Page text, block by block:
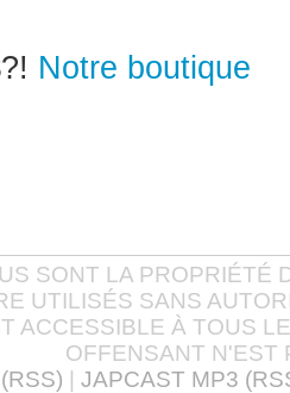
Notre boutique
SONT LA PROPRIÉTÉ
UTILISÉS SANS
ACCESSIBLE À TOUS
OFFENSANT N'EST
JAPCAST MP3